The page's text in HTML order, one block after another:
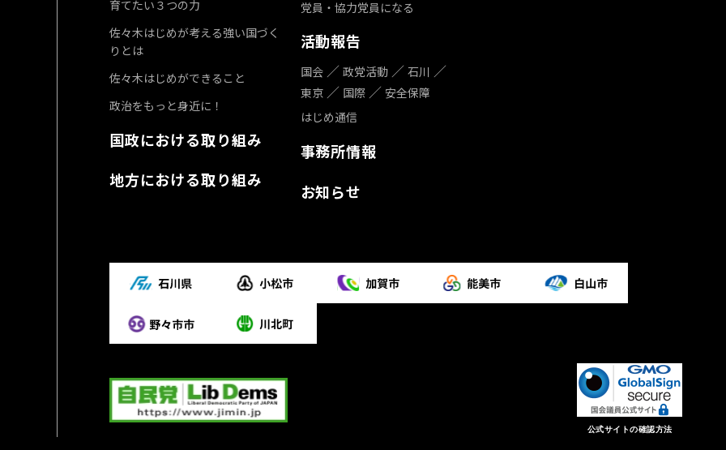
育てたい３つの力
佐々木はじめが考える強い国づく
りとは
佐々木はじめができること
政治をもっと身近に！
国政における取り組み
地方における取り組み
党員・協力党員になる
活動報告
国会 政党活動
石川
東京
国際
安全保障
はじめ通信
事務所情報
お知らせ
公式サイトの確認方法